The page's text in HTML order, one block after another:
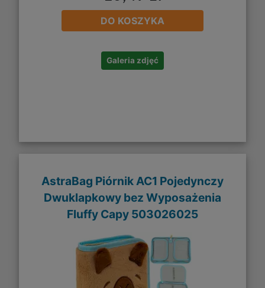
DO KOSZYKA
Galeria zdjęć
AstraBag Piórnik AC1 Pojedynczy
Dwuklapkowy bez Wyposażenia
Fluffy Capy 503026025